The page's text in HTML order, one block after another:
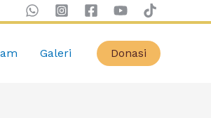
Galeri Donasi